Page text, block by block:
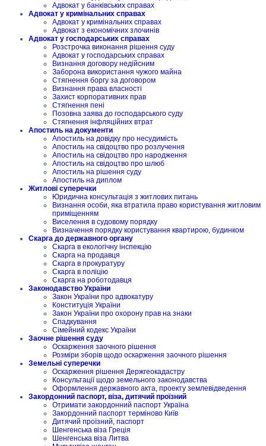
Адвокат у банківських справах
Адвокат у кримінальних справах
Адвокат у кримінальних справах
Адвокат з економічних злочинів
Адвокат у господарських справах
Розстрочка виконання рішення суду
Адвокат у господарських справах
Визнання договору недійсним
Заборона використання чужого майна
Стягнення боргу за договором
Визнання права власності
Захист корпоративних прав
Стягнення пені
Позовна заява до господарського суду
Стягнення інфляційних втрат
Апостиль на документи
Апостиль на довідку про несудимість
Апостиль на свідоцтво про розлучення
Апостиль на свідоцтво про народження
Апостиль на свідоцтво про шлюб
Апостиль на рішення суду
Апостиль на диплом
Житлові суперечки
Юридична консультація з житлових питань
Визнання особи, яка втратила право користування житловим
приміщенням
Виселення в судовому порядку
Визначення порядку користування квартирою, будинком
Скарга до державного органу
Скарга в екологічну інспекцію
Скарга на продавця
Скарга в прокуратуру
Скарга в поліцію
Скарга на роботодавця
Законодавство України
Закон України про адвокатуру
Конституція України
Закон України про охорону прав на знаки
Спадкування
Сімейний кодекс України
Заочне рішення суду
Оскарження заочного рішення
Розміри зборів щодо оскарження заочного рішення
Земельні суперечки
Оскарження рішення Держгеокадастру
Консультації щодо земельного законодавства
Оформлення державного акта, проекту землевідведення
Закордонний паспорт, віза, дитячий проїзний
Отримати закордонний паспорт Україна
Закордонний паспорт терміново Київ
Дитячий проїзний, паспорт
Шенгенська віза Греція
Шенгенська віза Литва